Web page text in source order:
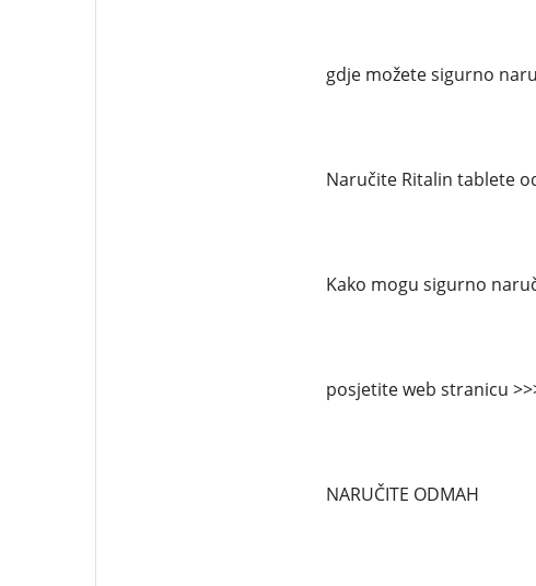
gdje možete sigurno
Naručite Ritalin tablete
Kako mogu sigurno
posjetite web stranicu
NARUČITE ODMAH